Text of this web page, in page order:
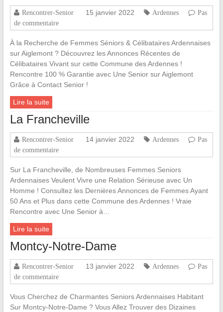
Rencontrer-Senior 15 janvier 2022 Ardennes
Pas
de commentaire
À la Recherche de Femmes Séniors & Célibataires Ardennaises
sur Aiglemont ? Découvrez les Annonces Récentes de
Célibataires Vivant sur cette Commune des Ardennes !
Rencontre 100 % Garantie avec Une Senior sur Aiglemont
Grâce à Contact Senior !
Lire la suite
La Francheville
Rencontrer-Senior 14 janvier 2022 Ardennes
Pas
de commentaire
Sur La Francheville, de Nombreuses Femmes Seniors
Ardennaises Veulent Vivre une Relation Sérieuse avec Un
Homme ! Consultez les Dernières Annonces de Femmes Ayant
50 Ans et Plus dans cette Commune des Ardennes ! Vraie
Rencontre avec Une Senior à…
Lire la suite
Montcy-Notre-Dame
Rencontrer-Senior 13 janvier 2022 Ardennes
Pas
de commentaire
Vous Cherchez de Charmantes Seniors Ardennaises Habitant
Sur Montcy-Notre-Dame ? Vous Allez Trouver des Dizaines